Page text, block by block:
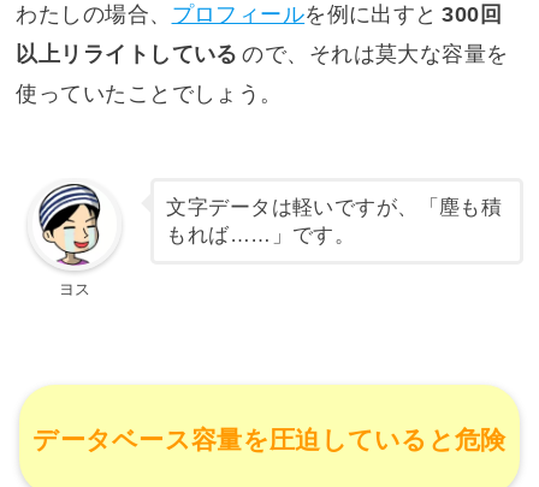
わたしの場合、 プロフィールを例に出すと 300回
以上リライトしている ので、それは莫大な容量を
使っていたことでしょう。
ヨス
文字データは軽いですが、「塵も積
もれば……」です。
データベース容量を圧迫していると危険